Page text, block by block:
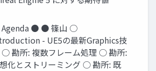
● ● 篠山 ○
- UE5の最新Graphics技
勘所: 複数フレーム処理 ○ 勘所:
化とストリーミング ○ 勘所: 既